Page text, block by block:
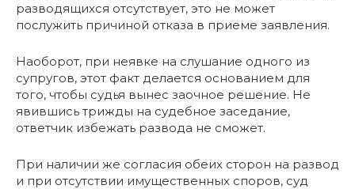
разводящихся отсутствует, это не может
послужить причиной отказа в приеме заявления.
Наоборот, при неявке на слушание одного из
супругов, этот факт делается основанием для
того, чтобы судья вынес заочное решение. Не
явившись трижды на судебное заседание,
ответчик избежать развода не сможет.
При наличии же согласия обеих сторон на развод
и при отсутствии имущественных споров, суд